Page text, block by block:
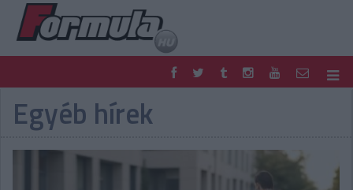
F1
FORMULA
Egyéb hírek